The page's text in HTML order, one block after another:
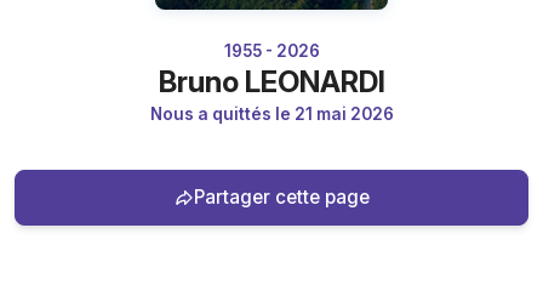
1955 - 2026
Bruno LEONARDI
Nous a quittés le 21 mai 2026
Partager cette page